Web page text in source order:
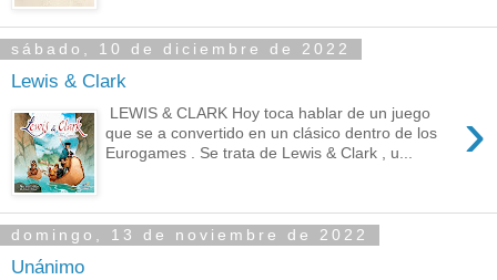
sábado, 10 de diciembre de 2022
Lewis & Clark
›
LEWIS & CLARK Hoy toca hablar de un juego
que se a convertido en un clásico dentro de los
Eurogames . Se trata de Lewis & Clark , u...
domingo, 13 de noviembre de 2022
Unánimo